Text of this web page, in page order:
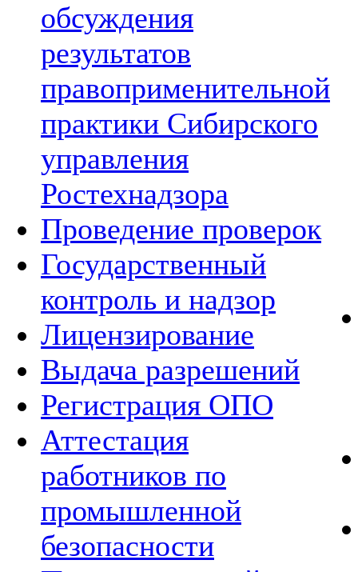
обсуждения
результатов
правоприменительной
практики Сибирского
управления
Ростехнадзора
Проведение проверок
Государственный
контроль и надзор
Лицензирование
Выдача разрешений
Регистрация ОПО
Аттестация
работников по
промышленной
безопасности